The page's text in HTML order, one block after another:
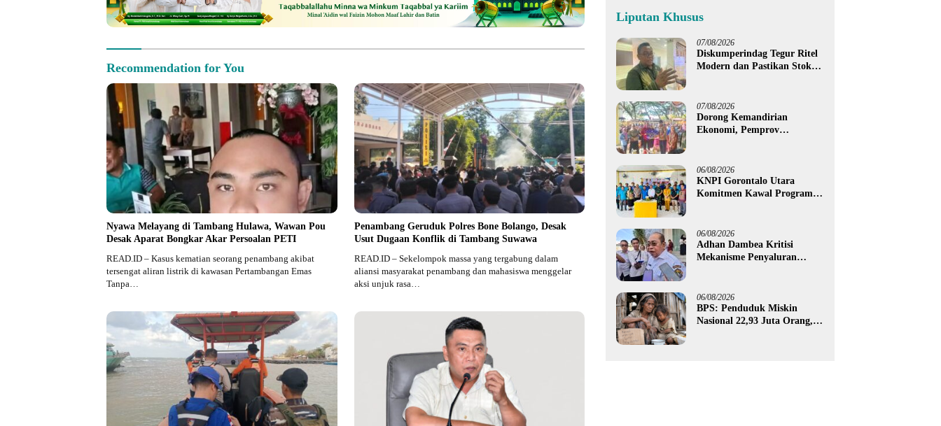
Recommendation for You
Nyawa Melayang di Tambang Hulawa, Wawan Pou
Desak Aparat Bongkar Akar Persoalan PETI
READ.ID – Kasus kematian seorang penambang akibat
tersengat aliran listrik di kawasan Pertambangan Emas
Tanpa…
Penambang Geruduk Polres Bone Bolango, Desak
Usut Dugaan Konflik di Tambang Suwawa
READ.ID – Sekelompok massa yang tergabung dalam
aliansi masyarakat penambang dan mahasiswa menggelar
aksi unjuk rasa…
Liputan Khusus
07/08/2026
Diskumperindag Tegur Ritel
Modern dan Pastikan Stok
07/08/2026
Dorong Kemandirian
Ekonomi, Pemprov
untuk 395 Pelaku Usaha
06/08/2026
KNPI Gorontalo Utara
Komitmen Kawal Program
06/08/2026
Adhan Dambea Kritisi
Mekanisme Penyaluran
06/08/2026
BPS: Penduduk Miskin
Nasional 22,93 Juta Orang,